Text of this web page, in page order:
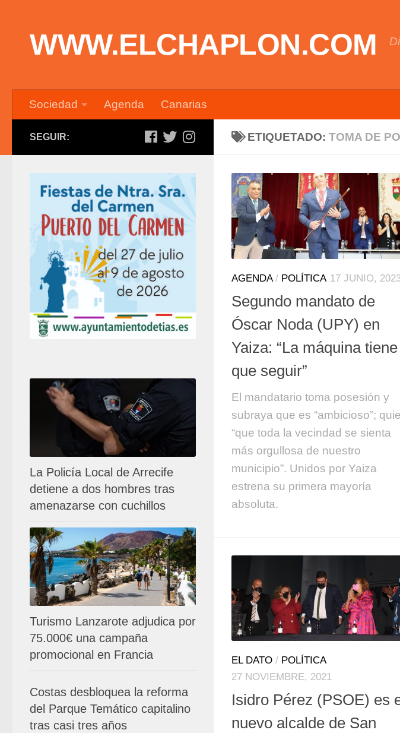
WWW.ELCHAPLON.COM
Sociedad Agenda Canarias
ETIQUETADO:TOMA DE
AGENDA/ POLÍTICA 17 JUNIO,
Segundo mandato de
Óscar Noda (UPY) en
Yaiza: “La máquina tiene
que seguir”
El mandatario toma posesión y
subraya que es “ambicioso”;
“que toda la vecindad se sienta
más orgullosa de nuestro
municipio”. Unidos por Yaiza
estrena su primera mayoría
absoluta.
EL DATO / POLÍTICA
27 NOVIEMBRE, 2021
Isidro Pérez (PSOE) es
nuevo alcalde de San
SEGUIR:
La Policía Local de Arrecife
detiene a dos hombres tras
amenazarse con cuchillos
Turismo Lanzarote adjudica por
75.000€ una campaña
promocional en Francia
Costas desbloquea la reforma
del Parque Temático capitalino
tras casi tres años